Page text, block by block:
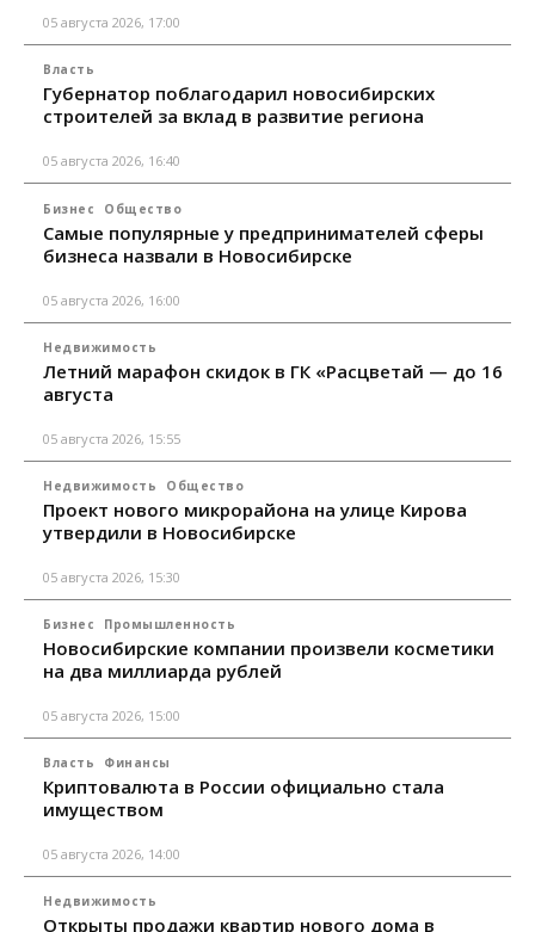
05 августа 2026, 17:00
Власть
Губернатор поблагодарил новосибирских
строителей за вклад в развитие региона
05 августа 2026, 16:40
Бизнес Общество
Самые популярные у предпринимателей сферы
бизнеса назвали в Новосибирске
05 августа 2026, 16:00
Недвижимость
Летний марафон скидок в ГК «Расцветай — до 16
августа
05 августа 2026, 15:55
Недвижимость Общество
Проект нового микрорайона на улице Кирова
утвердили в Новосибирске
05 августа 2026, 15:30
Бизнес Промышленность
Новосибирские компании произвели косметики
на два миллиарда рублей
05 августа 2026, 15:00
Власть Финансы
Криптовалюта в России официально стала
имуществом
05 августа 2026, 14:00
Недвижимость
Открыты продажи квартир нового дома в